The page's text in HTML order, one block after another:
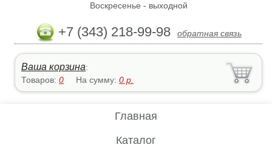
Воскресенье - выходной
+7 (343) 218-99-98 обратная связь
Ваша корзина:
Товаров:0 На сумму:0 р.
Главная
Каталог